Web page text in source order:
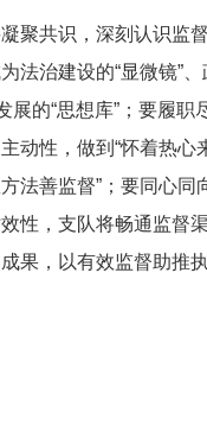
聚共识，深刻认识监
法治建设的“显微镜”
展的“思想库”；要履职
动性，做到“怀着热心
法善监督”；要同心同
性，支队将畅通监督
果，以有效监督助推